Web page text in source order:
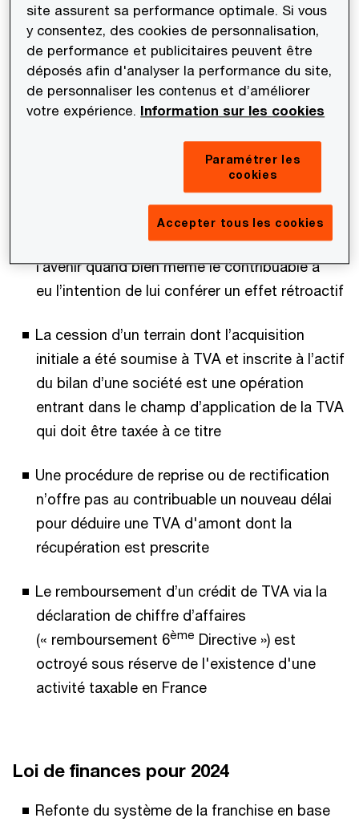
le champ d’application de la taxe forfaitaire
sur les objets précieux (TFOP)​
La mention de l’application du régime sur la
marge aux biens d’occasions, œuvres d’arts,
n’empêchant pas l’application de ce régime​
L’option pour la taxation à la TVA des loyers
perçus sur des locaux nus ne vaut que pour
l’avenir quand bien même le contribuable a
eu l’intention de lui conférer un effet rétroactif​
La cession d’un terrain dont l’acquisition
initiale a été soumise à TVA et inscrite à l’actif
du bilan d’une société est une opération
entrant dans le champ d’application de la TVA
qui doit être taxée à ce titre​
Une procédure de reprise ou de rectification
n’offre pas au contribuable un nouveau délai
pour déduire une TVA d'amont dont la
récupération est prescrite​
Le remboursement d’un crédit de TVA via la
déclaration de chiffre d’affaires
(« remboursement 6ème Directive ») est
octroyé sous réserve de l'existence d'une
activité taxable en France​
Loi de finances pour 2024
Refonte du système de la franchise en base
site assurent sa performance optimale. Si vous
y consentez, des cookies de personnalisation,
de performance et publicitaires peuvent être
déposés afin d'analyser la performance du site,
de personnaliser les contenus et d’améliorer
votre expérience. Information sur les cookies
Paramétrer les
cookies
Accepter tous les cookies